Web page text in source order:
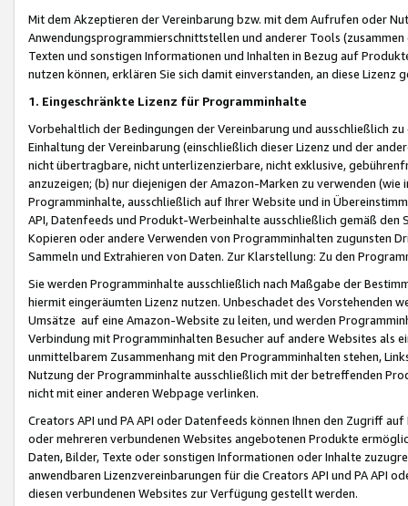
Mit dem Akzeptieren der Vereinbarung bzw. mit dem Aufrufen oder
Anwendungsprogrammierschnittstellen und anderer Tools (zusammen
Texten und sonstigen Informationen und Inhalten in Bezug auf
nutzen können, erklären Sie sich damit einverstanden, an diese Lizenz
1. Eingeschränkte Lizenz für Programminhalte
Vorbehaltlich der Bedingungen der Vereinbarung und ausschließlich
Einhaltung der Vereinbarung (einschließlich dieser Lizenz und der
nicht übertragbare, nicht unterlizenzierbare, nicht exklusive,
anzuzeigen; (b) nur diejenigen der Amazon-Marken zu verwenden
Programminhalte, ausschließlich auf Ihrer Website und in
API, Datenfeeds und Produkt-Werbeinhalte ausschließlich gemäß
Kopieren oder andere Verwenden von Programminhalten zugunsten
Sammeln und Extrahieren von Daten. Zur Klarstellung: Zu den
Sie werden Programminhalte ausschließlich nach Maßgabe der
hiermit eingeräumten Lizenz nutzen. Unbeschadet des Vorstehenden
Umsätze auf eine Amazon-Website zu leiten, und werden
Verbindung mit Programminhalten Besucher auf andere Websites als
unmittelbarem Zusammenhang mit den Programminhalten stehen,
Nutzung der Programminhalte ausschließlich mit der betreffenden
nicht mit einer anderen Webpage verlinken.
Creators API und PA API oder Datenfeeds können Ihnen den Zugriff
oder mehreren verbundenen Websites angebotenen Produkte
Daten, Bilder, Texte oder sonstigen Informationen oder Inhalte
anwendbaren Lizenzvereinbarungen für die Creators API und PA API
diesen verbundenen Websites zur Verfügung gestellt werden.